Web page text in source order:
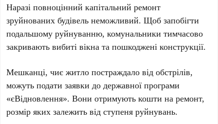
Наразі повноцінний капітальний ремонт
зруйнованих будівель неможливий. Щоб запобігти
подальшому руйнуванню, комунальники тимчасово
закривають вибиті вікна та пошкоджені конструкції.
Мешканці, чиє житло постраждало від обстрілів,
можуть подати заявки до державної програми
«єВідновлення». Вони отримують кошти на ремонт,
розмір яких залежить від ступеня руйнувань.